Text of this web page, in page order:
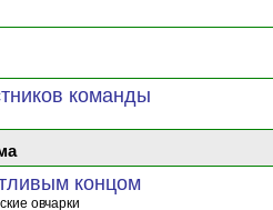
команды
концом
овчарки